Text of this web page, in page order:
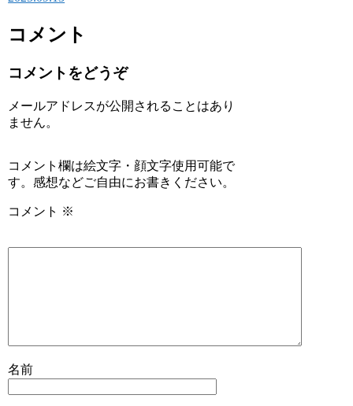
コメント
コメントをどうぞ
メールアドレスが公開されることはあり
ません。
コメント欄は絵文字・顔文字使用可能で
す。感想などご自由にお書きください。
コメント ※
名前